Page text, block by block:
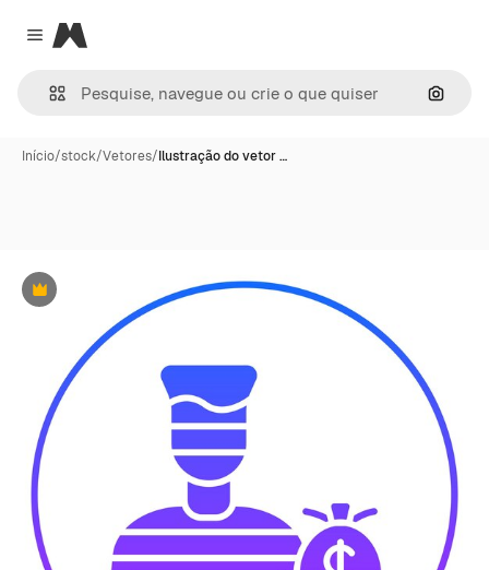
Close menu
Magnific
Início/stock/Vetores/Ilustração do vetor …
Premium